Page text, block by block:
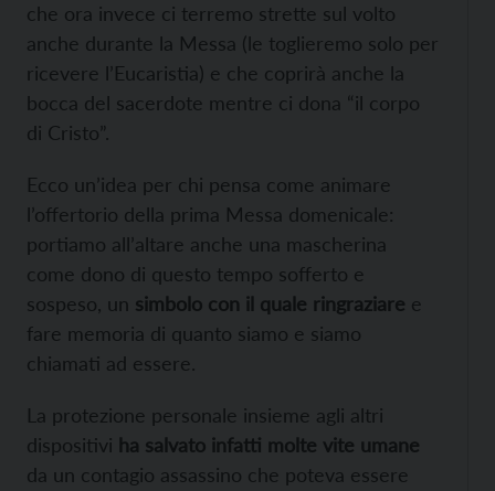
che ora invece ci terremo strette sul volto
anche durante la Messa (le toglieremo solo per
ricevere l’Eucaristia) e che coprirà anche la
bocca del sacerdote mentre ci dona “il corpo
di Cristo”.
Ecco un’idea per chi pensa come animare
l’offertorio della prima Messa domenicale:
portiamo all’altare anche una mascherina
come dono di questo tempo sofferto e
sospeso, un simbolo con il quale ringraziare e
fare memoria di quanto siamo e siamo
chiamati ad essere.
La protezione personale insieme agli altri
dispositivi ha salvato infatti molte vite umane
da un contagio assassino che poteva essere